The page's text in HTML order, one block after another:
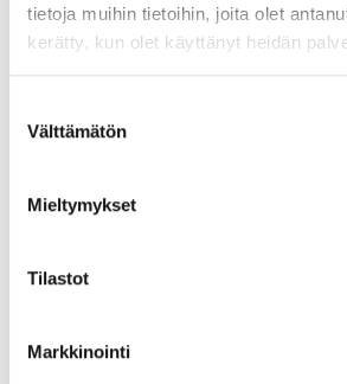
tietoja muihin tietoihin, joita olet
kerätty, kun olet käyttänyt heidän
valinta
Välttämätön
Mieltymykset
Tilastot
Markkinointi
Digisairaalasta saat nopeasti
joka voi arvioida huimauksen syyn
avulla voit selvittää huimauksen
Huimaus voi olla hankala ja
Digisairaalasta saat nopeasti apua
lääkäriin, jos koet voimakasta tai